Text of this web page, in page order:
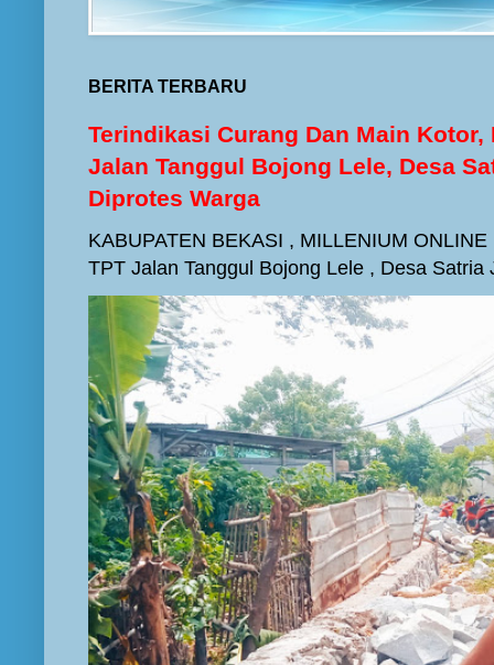
BERITA TERBARU
Terindikasi Curang Dan Main
Jalan Tanggul Bojong Lele, Desa
Diprotes Warga
KABUPATEN BEKASI , MILLENIUM
TPT Jalan Tanggul Bojong Lele , Desa Satria